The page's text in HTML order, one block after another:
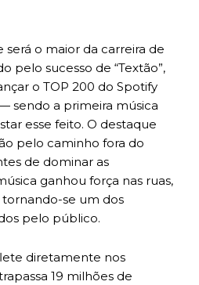
será o maior da carreira de
pelo sucesso de “Textão”,
o TOP 200 do Spotify
sendo a primeira música
esse feito. O destaque
pelo caminho fora do
de dominar as
ganhou força nas ruas,
tornando-se um dos
pelo público.
diretamente nos
19 milhões de